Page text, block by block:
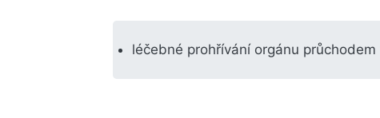
léčebné prohřívání orgánu